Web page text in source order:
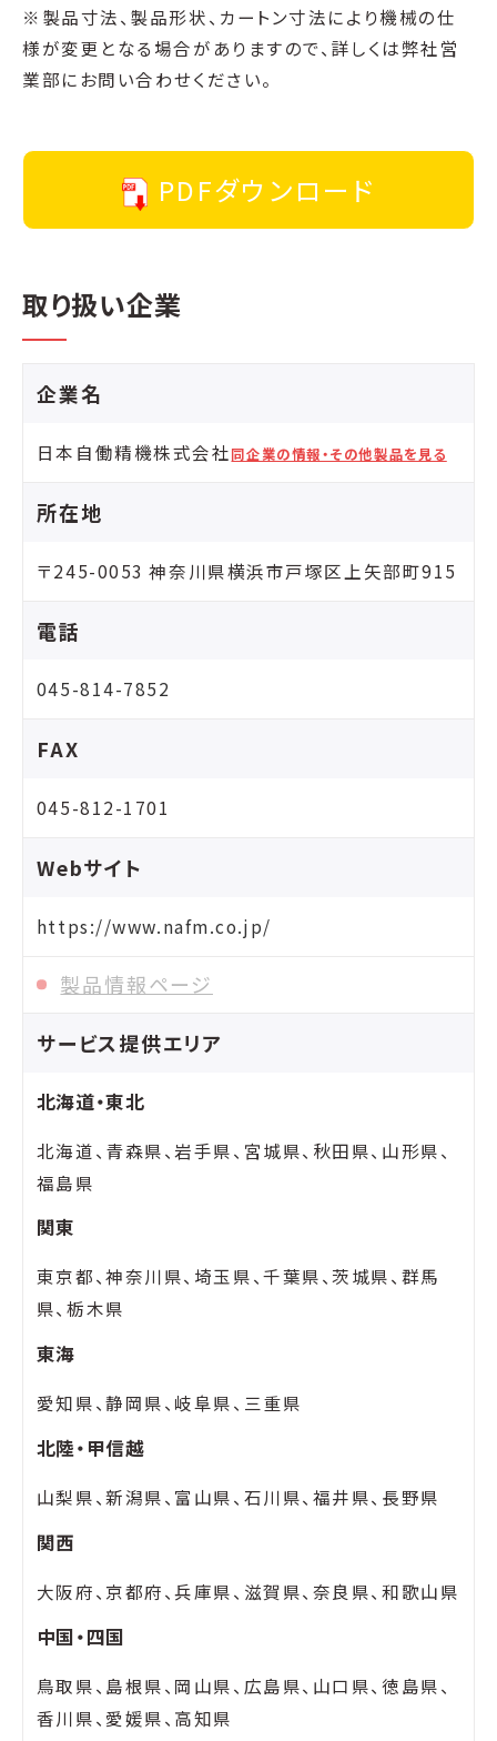
※製品寸法、製品形状、カートン寸法により機械の仕
様が変更となる場合がありますので、詳しくは弊社営
業部にお問い合わせください。
PDFダウンロード
取り扱い企業
企業名
日本自働精機株式会社同企業の情報・その他製品を見る
所在地
〒245-0053 神奈川県横浜市戸塚区上矢部町915
電話
045-814-7852
FAX
045-812-1701
Webサイト
https://www.nafm.co.jp/
製品情報ページ
サービス提供エリア
北海道・東北
北海道、青森県、岩手県、宮城県、秋田県、山形県、
福島県
関東
東京都、神奈川県、埼玉県、千葉県、茨城県、群馬
県、栃木県
東海
愛知県、静岡県、岐阜県、三重県
北陸・甲信越
山梨県、新潟県、富山県、石川県、福井県、長野県
関西
大阪府、京都府、兵庫県、滋賀県、奈良県、和歌山県
中国・四国
鳥取県、島根県、岡山県、広島県、山口県、徳島県、
香川県、愛媛県、高知県